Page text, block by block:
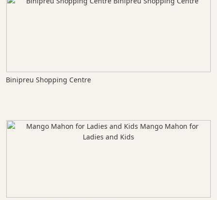
Binipreu Shopping Centre